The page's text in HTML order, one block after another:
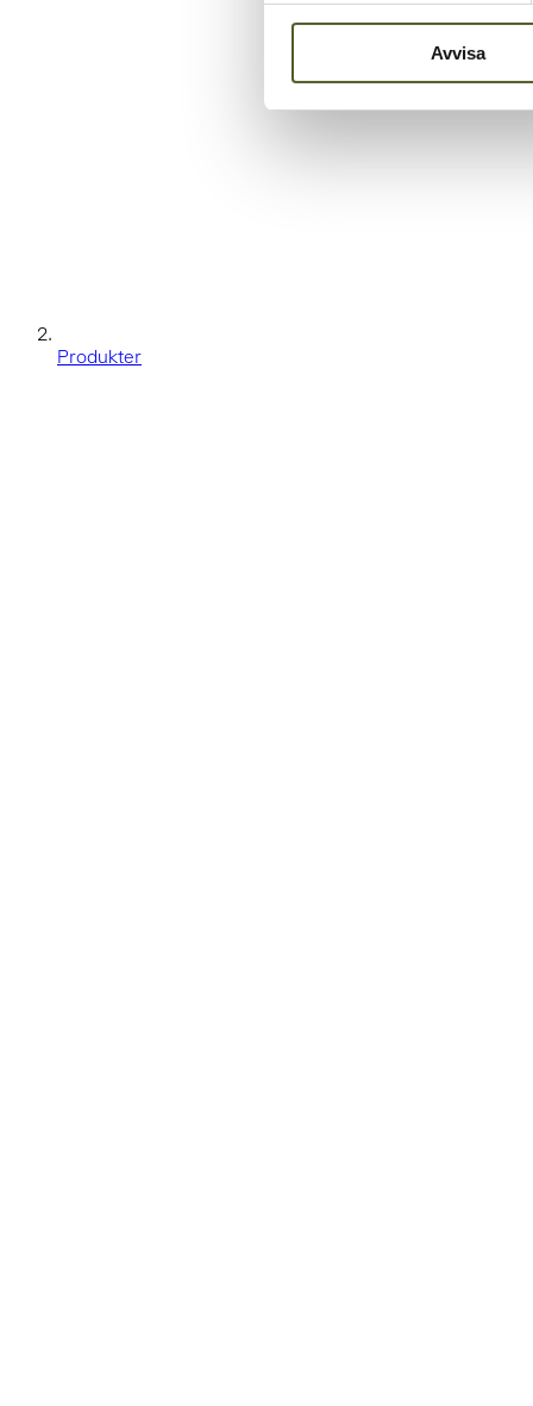
Avvisa
Produkter